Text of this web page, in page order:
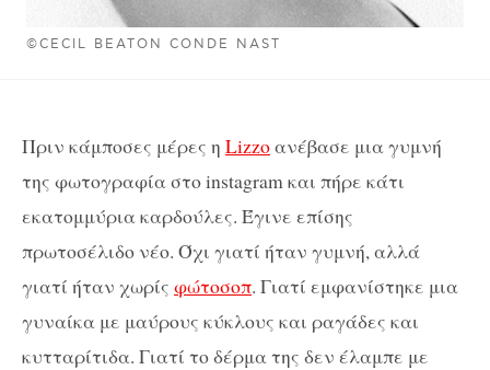
©CECIL BEATON CONDE NAST
Πριν κάμποσες μέρες η Lizzoανέβασε μια γυμνή
της φωτογραφία στο instagram και πήρε κάτι
εκατομμύρια καρδούλες. Έγινε επίσης
πρωτοσέλιδο νέο. Όχι γιατί ήταν γυμνή, αλλά
γιατί ήταν χωρίς φώτοσοπ. Γιατί εμφανίστηκε μια
γυναίκα με μαύρους κύκλους και ραγάδες και
κυτταρίτιδα. Γιατί το δέρμα της δεν έλαμπε με